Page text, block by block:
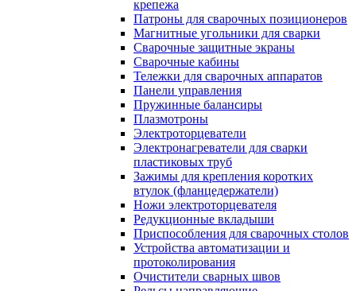
крепежа
Патроны для сварочных позиционеров
Магнитные угольники для сварки
Сварочные защитные экраны
Сварочные кабины
Тележки для сварочных аппаратов
Панели управления
Пружинные балансиры
Плазмотроны
Электроторцеватели
Электронагреватели для сварки
пластиковых труб
Зажимы для крепления коротких
втулок (фланцедержатели)
Ножи электроторцевателя
Редукционные вкладыши
Приспособления для сварочных столов
Устройства автоматизации и
протоколирования
Очистители сварных швов